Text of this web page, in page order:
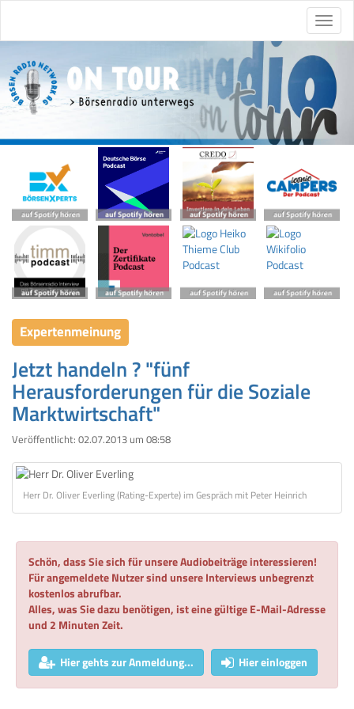
Expertenmeinung
Jetzt handeln ? "fünf
Herausforderungen für die Soziale
Marktwirtschaft"
Veröffentlicht: 02.07.2013 um 08:58
Herr Dr. Oliver Everling (Rating-Experte) im Gespräch mit Peter Heinrich
Schön, dass Sie sich für unsere Audiobeiträge interessieren!
Für angemeldete Nutzer sind unsere Interviews unbegrenzt
kostenlos abrufbar.
Alles, was Sie dazu benötigen, ist eine gültige E-Mail-Adresse
und 2 Minuten Zeit.
Hier gehts zur Anmeldung... Hier einloggen